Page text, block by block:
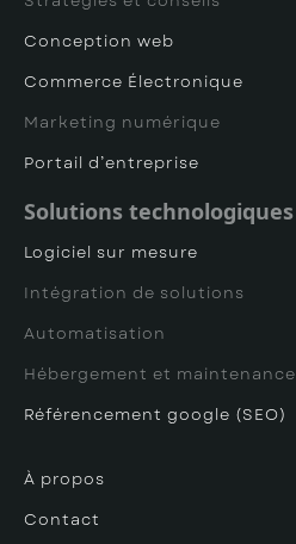
Conception web
Commerce Électronique
Marketing numérique
Portail d’entreprise
Solutions technologiques
Logiciel sur mesure
Intégration de solutions
Automatisation
Hébergement et maintenance
Référencement google (SEO)
À propos
Contact